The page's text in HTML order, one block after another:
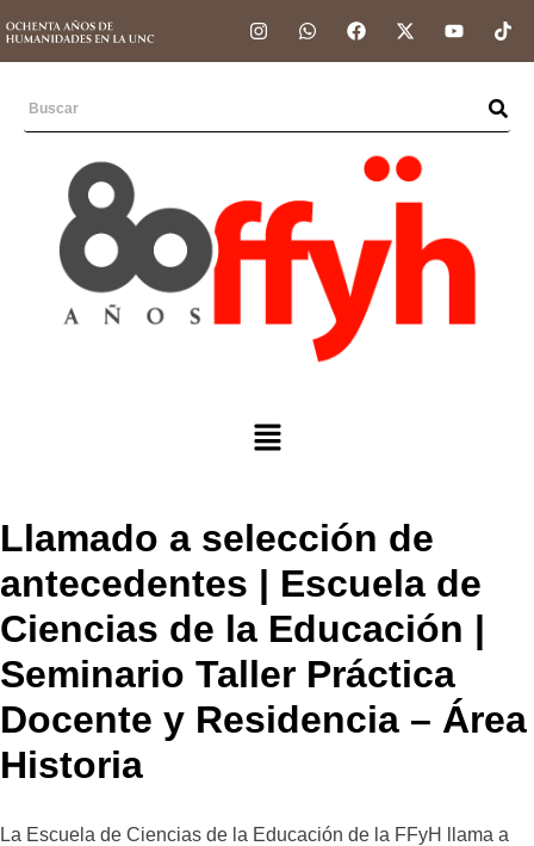
Llamado a selección de
antecedentes | Escuela de
Ciencias de la Educación |
Seminario Taller Práctica
Docente y Residencia – Área
Historia
La Escuela de Ciencias de la Educación de la FFyH llama a